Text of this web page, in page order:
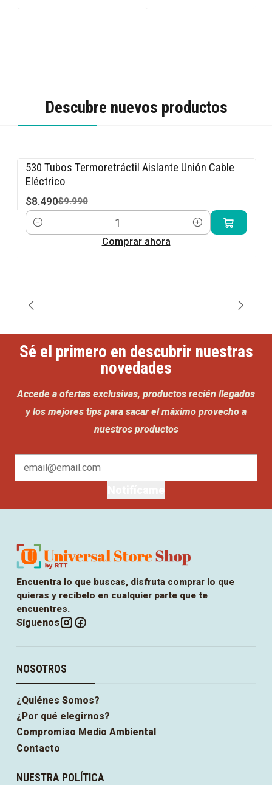
Descubre nuevos productos
-15% OFF
530 Tubos Termoretráctil Aislante Unión Cable
Eléctrico
$8.490$9.990
Cantidad
Comprar ahora
Sé el primero en descubrir nuestras
novedades
Accede a ofertas exclusivas, productos recién llegados
y los mejores tips para sacar el máximo provecho a
nuestros productos
Encuentra lo que buscas, disfruta comprar lo que
quieras y recíbelo en cualquier parte que te
encuentres.
Síguenos
NOSOTROS
¿Quiénes Somos?
¿Por qué elegirnos?
Compromiso Medio Ambiental
Contacto
NUESTRA POLÍTICA